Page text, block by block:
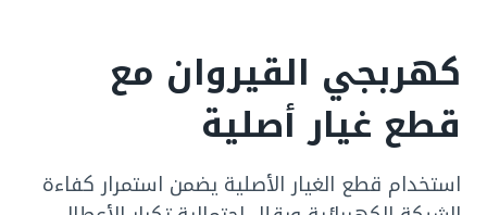
كهربجي القيروان مع
قطع غيار أصلية
استخدام قطع الغيار الأصلية يضمن استمرار كفاءة